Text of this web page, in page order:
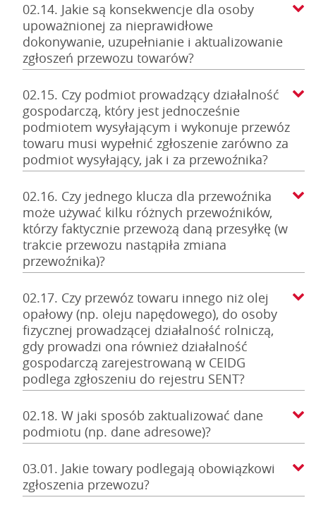
02.14. Jakie są konsekwencje dla osoby
upoważnionej za nieprawidłowe
dokonywanie, uzupełnianie i aktualizowanie
zgłoszeń przewozu towarów?
02.15. Czy podmiot prowadzący działalność
gospodarczą, który jest jednocześnie
podmiotem wysyłającym i wykonuje przewóz
towaru musi wypełnić zgłoszenie zarówno za
podmiot wysyłający, jak i za przewoźnika?
02.16. Czy jednego klucza dla przewoźnika
może używać kilku różnych przewoźników,
którzy faktycznie przewożą daną przesyłkę (w
trakcie przewozu nastąpiła zmiana
przewoźnika)?
02.17. Czy przewóz towaru innego niż olej
opałowy (np. oleju napędowego), do osoby
fizycznej prowadzącej działalność rolniczą,
gdy prowadzi ona również działalność
gospodarczą zarejestrowaną w CEIDG
podlega zgłoszeniu do rejestru SENT?
02.18. W jaki sposób zaktualizować dane
podmiotu (np. dane adresowe)?
03.01. Jakie towary podlegają obowiązkowi
zgłoszenia przewozu?